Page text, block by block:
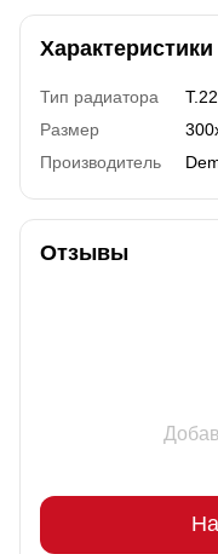
Характеристики
Тип радиатора
T.22
Размер
Производитель
Отзывы